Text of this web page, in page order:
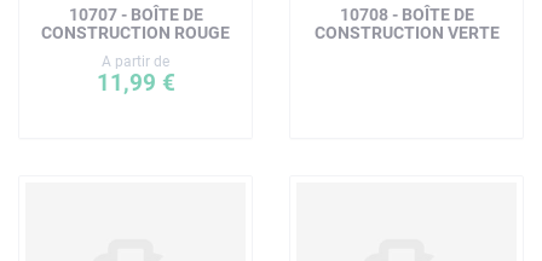
10707 - BOÎTE DE
CONSTRUCTION ROUGE
A partir de
11,99 €
10708 - BOÎTE DE
CONSTRUCTION VERTE